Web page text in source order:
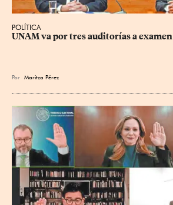
POLÍTICA
UNAM va por tres auditorías a examen
Por Maritza Pérez